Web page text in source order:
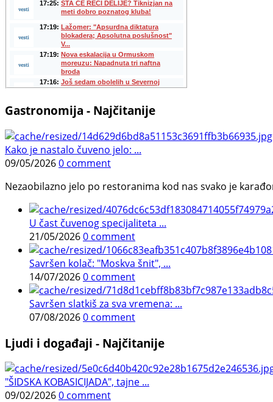
Gastronomija - Najčitanije
Kako je nastalo čuveno jelo: ...
09/05/20260 comment
Nezaobilazno jelo po restoranima kod nas svako je
U čast čuvenog specijaliteta ...
21/05/20260 comment
Savršen kolač: "Moskva šnit", ...
14/07/20260 comment
Savršen slatkiš za sva vremena: ...
07/08/20260 comment
Ljudi i događaji - Najčitanije
"ŠIDSKA KOBASICIJADA", tajne ...
09/02/20260 comment